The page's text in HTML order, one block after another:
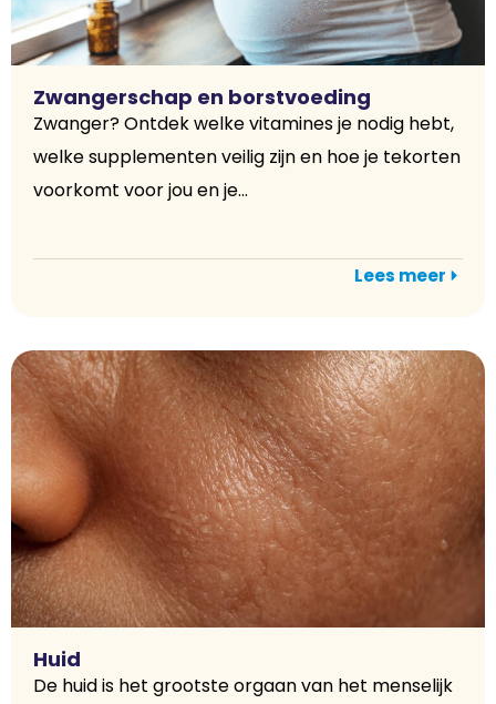
Zwangerschap en borstvoeding
Zwanger? Ontdek welke vitamines je nodig hebt,
welke supplementen veilig zijn en hoe je tekorten
voorkomt voor jou en je...
Lees meer
Huid
De huid is het grootste orgaan van het menselijk